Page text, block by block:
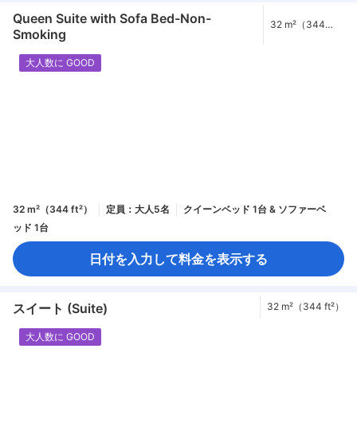
Queen Suite with Sofa Bed-Non-
Smoking
32 m²（344
大人数に GOOD
32 m²（344 ft²） 定員：大人5名
クイーンベッド 1台 & ソファーベ
ッド 1台
日付を入力して料金を表示する
スイート (Suite) 32 m²（344 ft²）
大人数に GOOD